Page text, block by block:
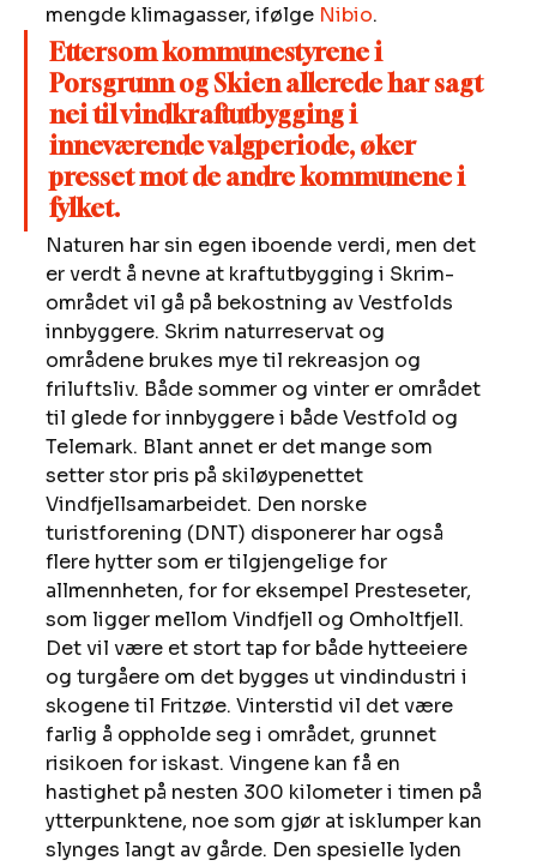
mengde klimagasser, ifølge Nibio.
Ettersom kommunestyrene i
Porsgrunn og Skien allerede har sagt
nei til vindkraftutbygging i
inneværende valgperiode, øker
presset mot de andre kommunene i
fylket.
Naturen har sin egen iboende verdi, men det
er verdt å nevne at kraftutbygging i Skrim-
området vil gå på bekostning av Vestfolds
innbyggere. Skrim naturreservat og
områdene brukes mye til rekreasjon og
friluftsliv. Både sommer og vinter er området
til glede for innbyggere i både Vestfold og
Telemark. Blant annet er det mange som
setter stor pris på skiløypenettet
Vindfjellsamarbeidet. Den norske
turistforening (DNT) disponerer har også
flere hytter som er tilgjengelige for
allmennheten, for for eksempel Presteseter,
som ligger mellom Vindfjell og Omholtfjell.
Det vil være et stort tap for både hytteeiere
og turgåere om det bygges ut vindindustri i
skogene til Fritzøe. Vinterstid vil det være
farlig å oppholde seg i området, grunnet
risikoen for iskast. Vingene kan få en
hastighet på nesten 300 kilometer i timen på
ytterpunktene, noe som gjør at isklumper kan
slynges langt av gårde. Den spesielle lyden